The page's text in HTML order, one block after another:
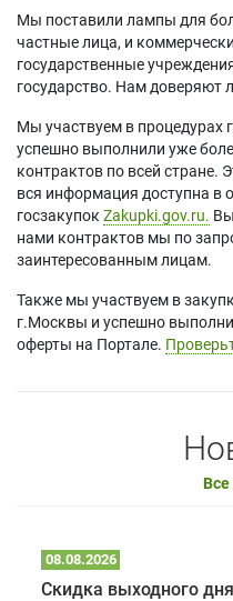
Panasonic PT-
Panasonic PT-
DW830UL
Panasonic PT-
DW830ULK
Panasonic PT-
DW830ULS
Panasonic PT-
DW830ULW
Panasonic PT-
DW830US
DW830UW
Panasonic PT-
DW830W (TWIN
DX100US
PACK)
DZ870E
Мы поставили лампы для
частные лица, и
государственные
государство. Нам доверяют
Мы участвуем в процедурах
успешно выполнили уже
контрактов по всей стране.
вся информация доступна в
госзакупок Zakupki.gov.ru.
нами контрактов мы по
заинтересованным лицам.
Также мы участвуем в
г.Москвы и успешно
оферты на Портале.
Все
08.08.2026
Скидка выходного